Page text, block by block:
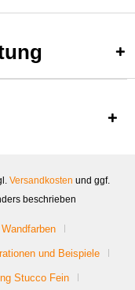
Versandkosten und ggf.
beschrieben
und Beispiele
Stucco Fein